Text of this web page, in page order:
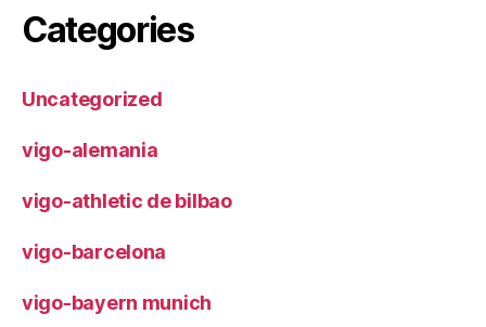
Categories
Uncategorized
vigo-alemania
vigo-athletic de bilbao
vigo-barcelona
vigo-bayern munich